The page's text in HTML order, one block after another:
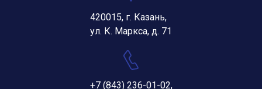
420015, г. Казань,
ул. К. Маркса, д. 71
+7 (843) 236-01-02,